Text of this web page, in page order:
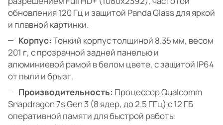
обновления 120 Гц и защитой Panda Glass для яркой
и плавной картинки.
Корпус: Тонкий корпус толщиной 8.35 мм, весом
201 г, с прозрачной задней панелью и
алюминиевой рамой в белом цвете, с защитой IP64
от пыли и брызг.
Производительность: Процессор Qualcomm
Snapdragon 7s Gen 3 (8 ядер, до 2.5 ГГц) с 12 ГБ
оперативной памяти для быстрой работы